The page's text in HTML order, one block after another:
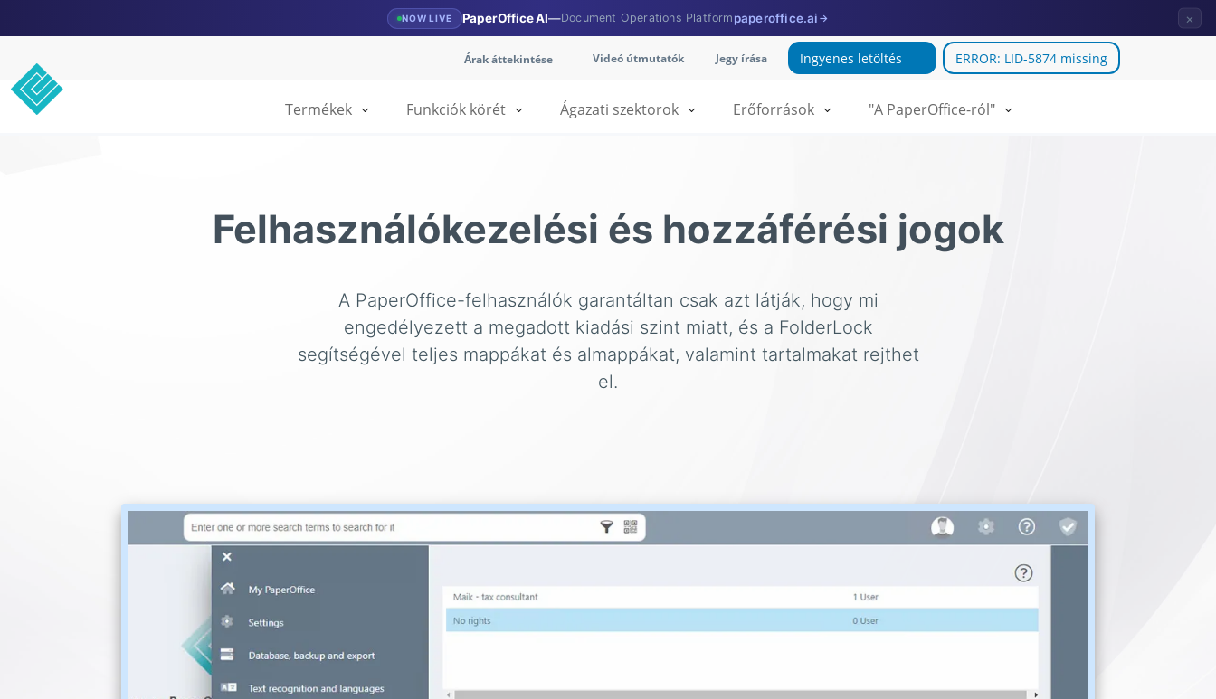
NOW LIVE PaperOffice AI—Document Operations Platform paperoffice.ai → ×
Árak áttekintése Videó útmutatók Jegy írása Ingyenes letöltés ERROR: LID-5874 missing
"A PaperOffice-ról"
Erőforrások
Ágazati szektorok
Funkciók körét
Termékek
Felhasználókezelési és hozzáférési jogok
A PaperOffice-felhasználók garantáltan csak azt látják, hogy mi
engedélyezett a megadott kiadási szint miatt, és a FolderLock
segítségével teljes mappákat és almappákat, valamint tartalmakat rejthet
el.